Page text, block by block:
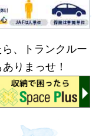
、トランクルー
りまっせ！